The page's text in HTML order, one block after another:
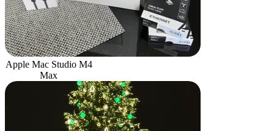
Apple Mac Studio M4
Max